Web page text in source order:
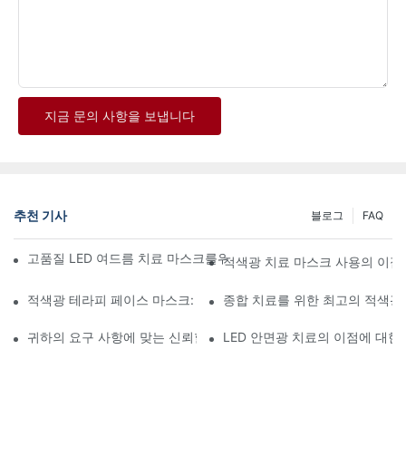
지금 문의 사항을 보냅니다
추천 기사 FAQ
블로그
고품질 LED 여드름 치료 마스크를위한 최고의 공급 업체를 발견하
적색광 치료 마스크 사용의 이
적색광 테라피 페이스 마스크: 종합 리뷰종합 치료를 위한 최고의 적색
귀하의 요구 사항에 맞는 신뢰할 수 있는 적색광 요법 공급업체 찾기
LED 안면광 치료의 이점에 대한